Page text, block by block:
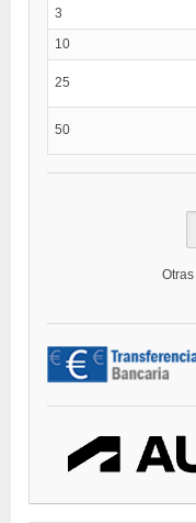
3
10
25
50
Otras